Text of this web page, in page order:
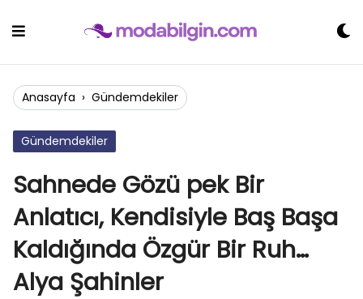
Anasayfa › Gündemdekiler
Gündemdekiler
Sahnede Gözü pek Bir
Anlatıcı, Kendisiyle Baş Başa
Kaldığında Özgür Bir Ruh…
Alya Şahinler